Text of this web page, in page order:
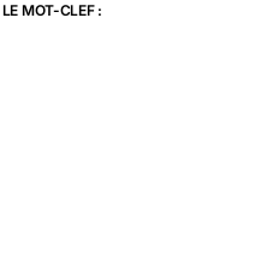
MOT-CLEF :